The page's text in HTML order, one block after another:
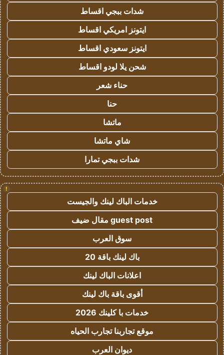
شدات ببجي اقساط
ايتونز امريكي اقساط
ايتونز سعودي اقساط
شحن يلا لودو اقساط
حناء شعر
حنا
ماتشا
شاي ماتشا
شدات ببجي تمارا
!
خدمات الباك لينك والجيست
guest post مقال ضيف
سوق العرب
باك لينك باقة 20
اعلانات الباك لينك
أقوى باقة باك لينك
خدمات با كلينك 2026
موقع تجاربنا تجارب الحياه
ديوان العرب